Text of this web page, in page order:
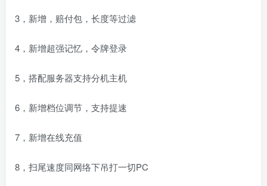
3，新增，赔付包，长度等过滤
4，新增超强记忆，令牌登录
5，搭配服务器支持分机主机
6，新增档位调节，支持提速
7，新增在线充值
8，扫尾速度同网络下吊打一切PC